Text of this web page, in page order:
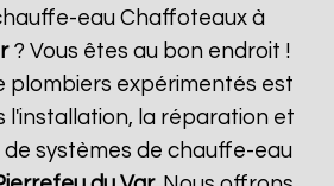
eau Chaffoteaux à
? Vous êtes au bon endroit !
plombiers expérimentés est
l'installation, la réparation et
de systèmes de chauffe-eau